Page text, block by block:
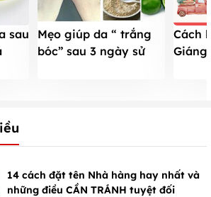
sau
Mẹo giúp da “ trắng
bóc” sau 3 ngày sử
Cách
Giáng
14 cách đặt tên Nhà hàng hay nhất và
những điều CẦN TRÁNH tuyệt đối